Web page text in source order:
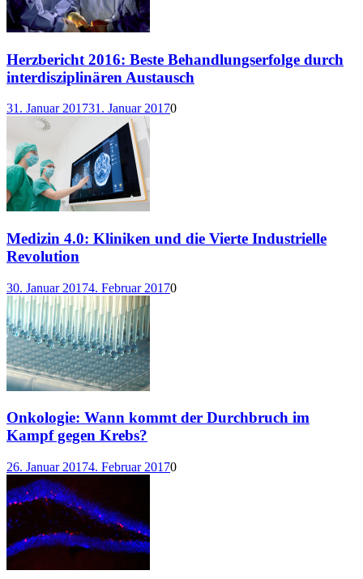
Herzbericht 2016: Beste Behandlungserfolge durch
interdisziplinären Austausch
31. Januar 201731. Januar 20170
Medizin 4.0: Kliniken und die Vierte Industrielle
Revolution
30. Januar 20174. Februar 20170
Onkologie: Wann kommt der Durchbruch im
Kampf gegen Krebs?
26. Januar 20174. Februar 20170